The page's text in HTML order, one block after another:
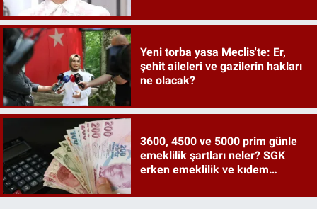
Yeni torba yasa Meclis'te: Er,
şehit aileleri ve gazilerin hakları
ne olacak?
3600, 4500 ve 5000 prim günle
emeklilik şartları neler? SGK
erken emeklilik ve kıdem